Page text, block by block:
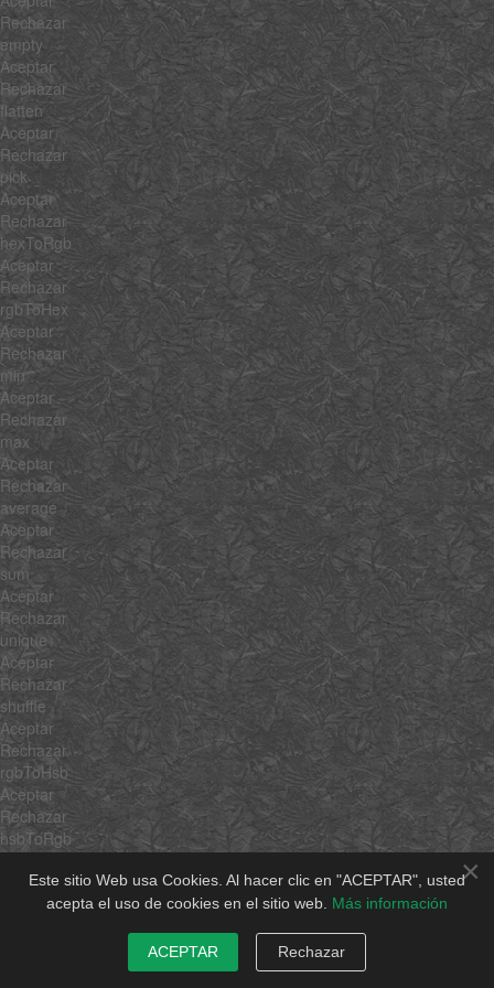
×
Este sitio Web usa Cookies. Al hacer clic en "ACEPTAR", usted
acepta el uso de cookies en el sitio web. Más información
ACEPTAR Rechazar
Rechazar
empty
Aceptar
Rechazar
flatten
Aceptar
Rechazar
pick
Aceptar
Rechazar
hexToRgb
Aceptar
Rechazar
rgbToHex
Aceptar
Rechazar
min
Aceptar
Rechazar
max
Aceptar
Rechazar
average
Aceptar
Rechazar
sum
Aceptar
Rechazar
unique
Aceptar
Rechazar
shuffle
Aceptar
Rechazar
rgbToHsb
Aceptar
Rechazar
hsbToRgb
Aceptar
Rechazar
$family